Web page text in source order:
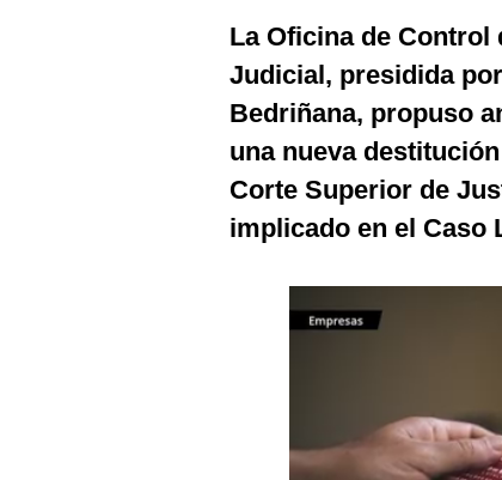
La Oficina de Control
Judicial, presidida
Bedriñana, propuso
una nueva
Corte Superior de
implicado en el Caso